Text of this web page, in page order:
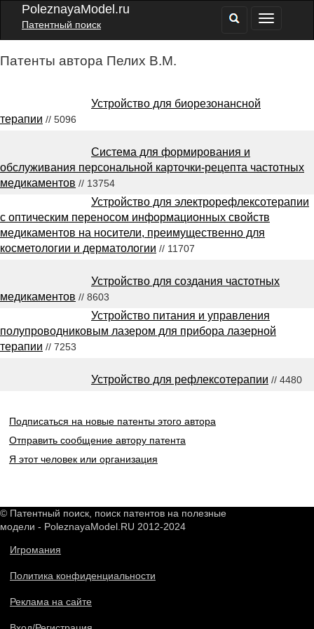
PoleznayaModel.ru
Патентный поиск
Патенты автора Пелих В.М.
Устройство для биорезонансной
терапии // 5096
Система для формирования и
обслуживания персональной карточки-рецепта частотных
медикаментов // 13754
Устройство для электрорефлексотерапии
с оптическим переносом информационных свойств
медикаментов на носители, преимущественно для
косметологии и дерматологии // 11707
Устройство для создания частотных
медикаментов // 8603
Устройство питания и управления
полупроводниковым лазером для прибора лазерной
терапии // 7253
Устройство для рефлексотерапии // 4480
Подписаться на новые патенты этого автора
Отправить сообщение автору патента
Я этот человек или организация
© Патентный поиск, поиск патентов на полезные
модели - PoleznayaModel.RU 2012-2024
Игромания
Политика конфиденциальности
Реклама на сайте